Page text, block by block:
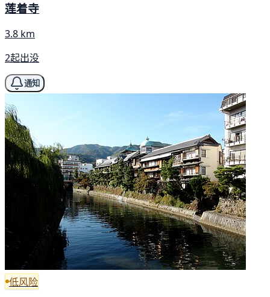
莲着寺
3.8 km
2起出没
通知
低风险